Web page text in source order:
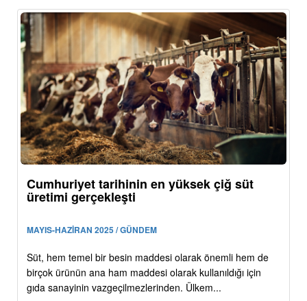
Cumhuriyet tarihinin en yüksek çiğ süt
üretimi gerçekleşti
MAYIS-HAZİRAN 2025 / GÜNDEM
Süt, hem temel bir besin maddesi olarak önemli hem de
birçok ürünün ana ham maddesi olarak kullanıldığı için
gıda sanayinin vazgeçilmezlerinden. Ülkem...